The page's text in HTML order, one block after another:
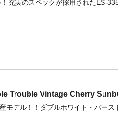
充実のスペックが採用されたES-
Trouble Vintage Cherry
モデル！！ダブルホワイト・バー